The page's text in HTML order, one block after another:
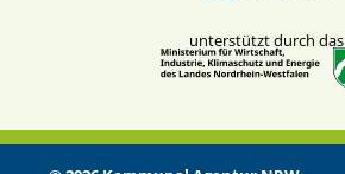
unterstützt durch das